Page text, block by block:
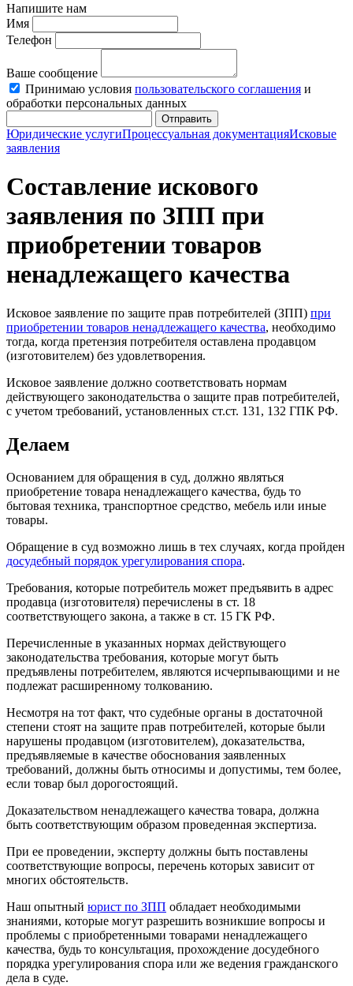
Напишите нам
Имя
Телефон
Ваше сообщение
Принимаю условия пользовательского соглашения и
обработки персональных данных
Отправить
Юридические услугиПроцессуальная документацияИсковые
заявления
Составление искового
заявления по ЗПП при
приобретении товаров
ненадлежащего качества
Исковое заявление по защите прав потребителей (ЗПП) при
приобретении товаров ненадлежащего качества, необходимо
тогда, когда претензия потребителя оставлена продавцом
(изготовителем) без удовлетворения.
Исковое заявление должно соответствовать нормам
действующего законодательства о защите прав потребителей,
с учетом требований, установленных ст.ст. 131, 132 ГПК РФ.
Делаем
Основанием для обращения в суд, должно являться
приобретение товара ненадлежащего качества, будь то
бытовая техника, транспортное средство, мебель или иные
товары.
Обращение в суд возможно лишь в тех случаях, когда пройден
досудебный порядок урегулирования спора.
Требования, которые потребитель может предъявить в адрес
продавца (изготовителя) перечислены в ст. 18
соответствующего закона, а также в ст. 15 ГК РФ.
Перечисленные в указанных нормах действующего
законодательства требования, которые могут быть
предъявлены потребителем, являются исчерпывающими и не
подлежат расширенному толкованию.
Несмотря на тот факт, что судебные органы в достаточной
степени стоят на защите прав потребителей, которые были
нарушены продавцом (изготовителем), доказательства,
предъявляемые в качестве обоснования заявленных
требований, должны быть относимы и допустимы, тем более,
если товар был дорогостоящий.
Доказательством ненадлежащего качества товара, должна
быть соответствующим образом проведенная экспертиза.
При ее проведении, эксперту должны быть поставлены
соответствующие вопросы, перечень которых зависит от
многих обстоятельств.
Наш опытный юрист по ЗПП обладает необходимыми
знаниями, которые могут разрешить возникшие вопросы и
проблемы с приобретенными товарами ненадлежащего
качества, будь то консультация, прохождение досудебного
порядка урегулирования спора или же ведения гражданского
дела в суде.